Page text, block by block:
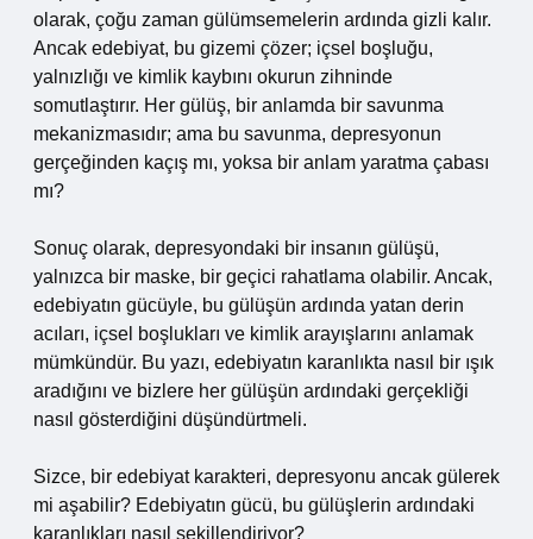
olarak, çoğu zaman gülümsemelerin ardında gizli kalır.
Ancak edebiyat, bu gizemi çözer; içsel boşluğu,
yalnızlığı ve kimlik kaybını okurun zihninde
somutlaştırır. Her gülüş, bir anlamda bir savunma
mekanizmasıdır; ama bu savunma, depresyonun
gerçeğinden kaçış mı, yoksa bir anlam yaratma çabası
mı?
Sonuç olarak, depresyondaki bir insanın gülüşü,
yalnızca bir maske, bir geçici rahatlama olabilir. Ancak,
edebiyatın gücüyle, bu gülüşün ardında yatan derin
acıları, içsel boşlukları ve kimlik arayışlarını anlamak
mümkündür. Bu yazı, edebiyatın karanlıkta nasıl bir ışık
aradığını ve bizlere her gülüşün ardındaki gerçekliği
nasıl gösterdiğini düşündürtmeli.
Sizce, bir edebiyat karakteri, depresyonu ancak gülerek
mi aşabilir? Edebiyatın gücü, bu gülüşlerin ardındaki
karanlıkları nasıl şekillendiriyor?